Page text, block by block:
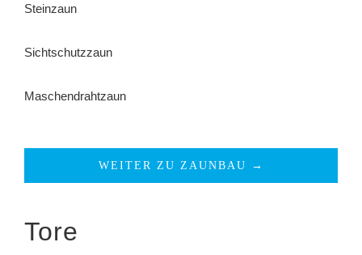
Steinzaun
Sichtschutzzaun
Maschendrahtzaun
WEITER ZU ZAUNBAU →
Tore